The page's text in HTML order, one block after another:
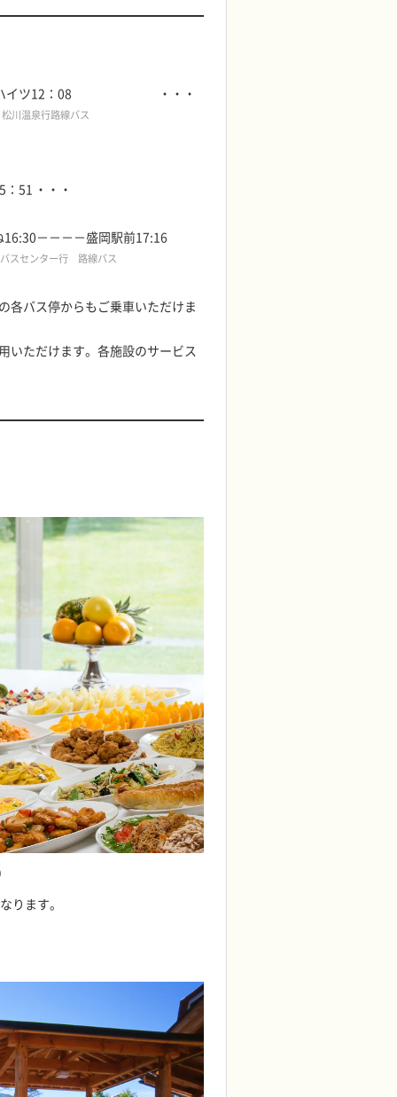
イツ12：08 ・・・
川温泉行路線バス
：51 ・・・
16:30－－－－盛岡駅前17:16
スセンター行 路線バス
各バス停からもご乗車いただけま
いただけます。各施設のサービス
ります。